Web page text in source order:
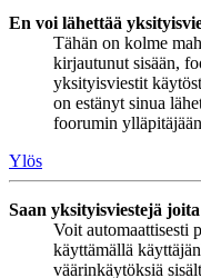
En voi lähettää
Tähän on kolme
kirjautunut sisään,
yksityisviestit
on estänyt sinua
foorumin
Ylös
Saan yksityisviestejä
Voit automaattisesti
käyttämällä
väärinkäytöksiä